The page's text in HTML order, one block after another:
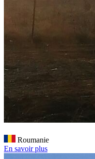
Roumanie
En savoir plus